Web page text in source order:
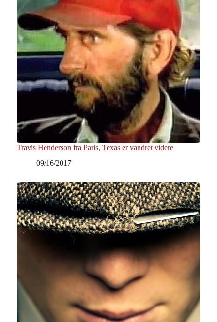
Travis Henderson fra Paris, Texas er vandret videre
09/16/2017